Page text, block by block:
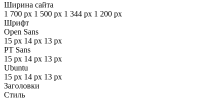
Ширина сайта
1 700 px 1 500 px 1 344 px 1 200 px
Шрифт
Open Sans
15 px 14 px 13 px
PT Sans
15 px 14 px 13 px
Ubuntu
15 px 14 px 13 px
Заголовки
Стиль